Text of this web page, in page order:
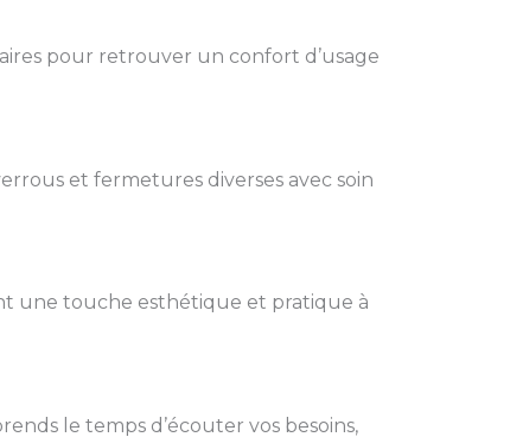
pour retrouver un confort d’usage
et fermetures diverses avec soin
une touche esthétique et pratique à
le temps d’écouter vos besoins,